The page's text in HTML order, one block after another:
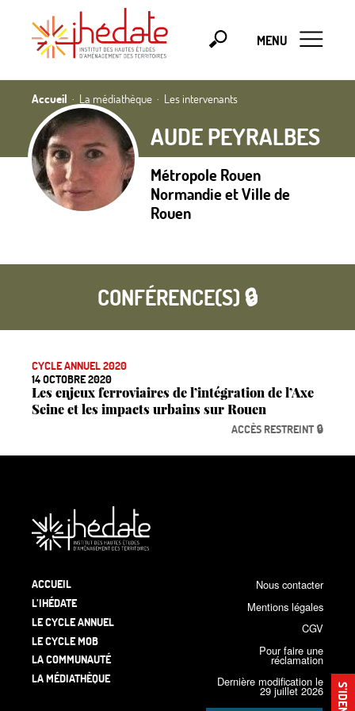
MENU
Accueil La médiathèque Les intervenants
AUDE PEYRALBES
Métropole Rouen
Normandie et Ville de
Rouen
CONFÉRENCE(S) 🔒
CYCLE ANNUEL 2020
14 OCTOBRE 2020
Les enjeux ferroviaires de l’intégration de l’Axe
Seine et les impacts urbains sur Rouen
ACCÈS RESTREINT 🔒
ACCUEIL
L’IHÉDATE
LE CYCLE ANNUEL
LE CYCLE MOB
LA COMMUNAUTÉ
LA MÉDIATHÈQUE
Nous contacter
Mentions légales
CGV
Pour faire une
réclamation
Dernière modification le
29 juillet 2026